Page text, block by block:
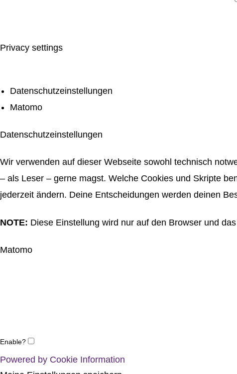
Privacy settings
Datenschutzeinstellungen
Matomo
Datenschutzeinstellungen
Wir verwenden auf dieser Webseite sowohl technisch
– als Leser – gerne magst. Welche Cookies und Skripte
jederzeit ändern. Deine Entscheidungen werden deinen
NOTE: Diese Einstellung wird nur auf den Browser und
Matomo
Enable?
Powered by Cookie Information